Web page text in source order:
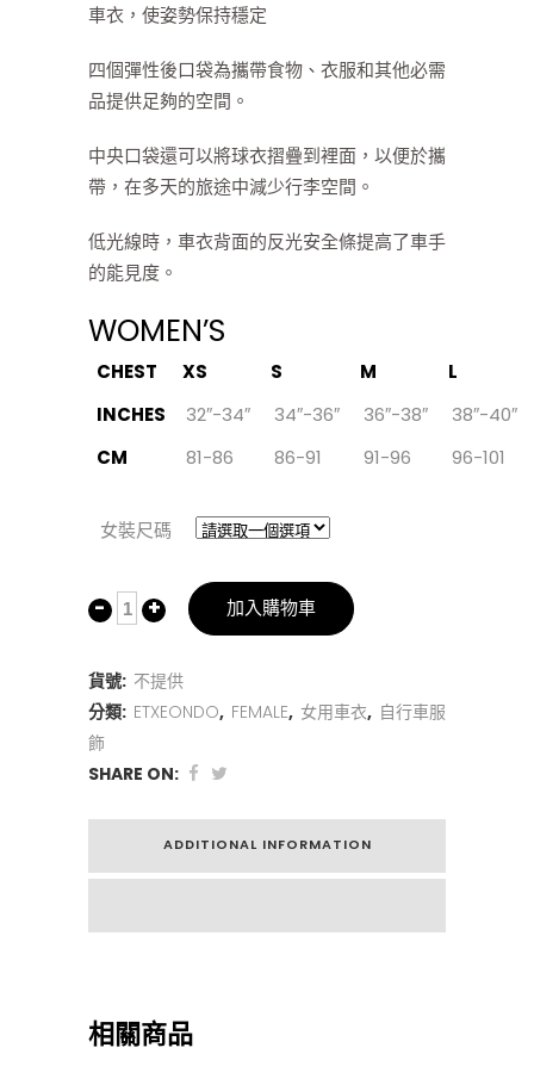
車衣，使姿勢保持穩定
四個彈性後口袋為攜帶食物、衣服和其他必需
品提供足夠的空間。
中央口袋還可以將球衣摺疊到裡面，以便於攜
帶，在多天的旅途中減少行李空間。
低光線時，車衣背面的反光安全條提高了車手
的能見度。
WOMEN’S
CHEST XS S M
L
INCHES
32″-34″ 34″-36″ 36″-38″
38″-40″
CM
81-86 86-91 91-96 96-101
女裝尺碼
加入購物車
貨號: 不提供
分類: ETXEONDO, FEMALE, 女用車衣, 自行車服
飾
SHARE ON:
ADDITIONAL INFORMATION
相關商品